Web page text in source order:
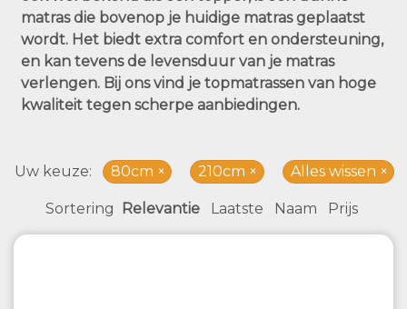
matras die bovenop je huidige matras geplaatst
wordt. Het biedt extra comfort en ondersteuning,
en kan tevens de levensduur van je matras
verlengen. Bij ons vind je topmatrassen van hoge
kwaliteit tegen scherpe aanbiedingen.
Uw keuze 80cm 210cm Alles wissen
Sortering Relevantie Laatste Naam Prijs